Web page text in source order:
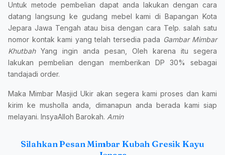
Untuk metode pembelian dapat anda lakukan dengan cara
datang langsung ke gudang mebel kami di Bapangan Kota
Jepara Jawa Tengah atau bisa dengan cara Telp. salah satu
nomor kontak kami yang telah tersedia pada Gambar Mimbar
KhutbahYang ingin anda pesan, Oleh karena itu segera
lakukan pembelian dengan memberikan DP 30% sebagai
tandajadi order.
Maka Mimbar Masjid Ukir akan segera kami proses dan kami
kirim ke musholla anda, dimanapun anda berada kami siap
melayani. InsyaAlloh Barokah. Amin
Silahkan Pesan Mimbar Kubah Gresik Kayu